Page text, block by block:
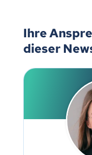
Ihre
dieser